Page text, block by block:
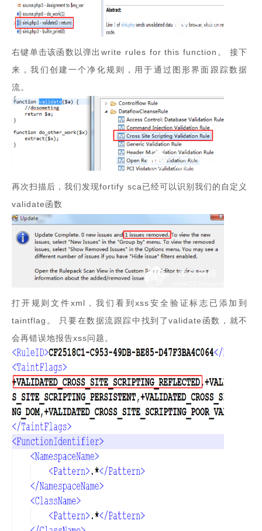
右键单击该函数以弹出write rules for this function。 接下
来，我们创建一个净化规则，用于通过图形界面跟踪数据
流。
再次扫描后，我们发现fortify sca已经可以识别我们的自定义
validate函数
打开规则文件xml，我们看到xss安全验证标志已添加到
taintflag。 只要在数据流跟踪中找到了validate函数，就不
会再错误地报告xss问题。